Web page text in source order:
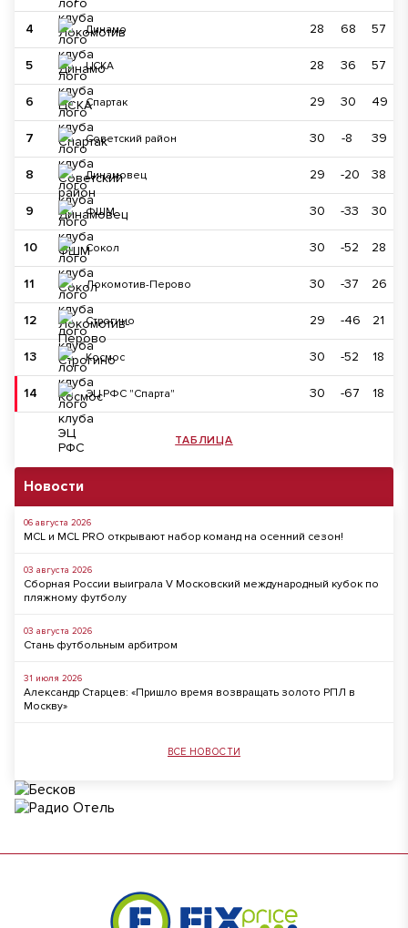
4 Динамо 28 68 57
5 ЦСКА 28 36 57
6 Спартак 29 30 49
7 Советский район 30 -8 39
8 Динамовец 29 -20 38
9 ФШМ 30 -33 30
10 Сокол 30 -52 28
11 Локомотив-Перово 30 -37 26
12 Строгино 29 -46 21
13 Космос 30 -52 18
14 ЭЦ РФС "Спарта" 30 -67 18
ТАБЛИЦА
Новости
06 августа 2026
MCL и MCL PRO открывают набор команд на осенний сезон!
03 августа 2026
Сборная России выиграла V Московский международный кубок по
пляжному футболу
03 августа 2026
Стань футбольным арбитром
31 июля 2026
Александр Старцев: «Пришло время возвращать золото РПЛ в
Москву»
ВСЕ НОВОСТИ